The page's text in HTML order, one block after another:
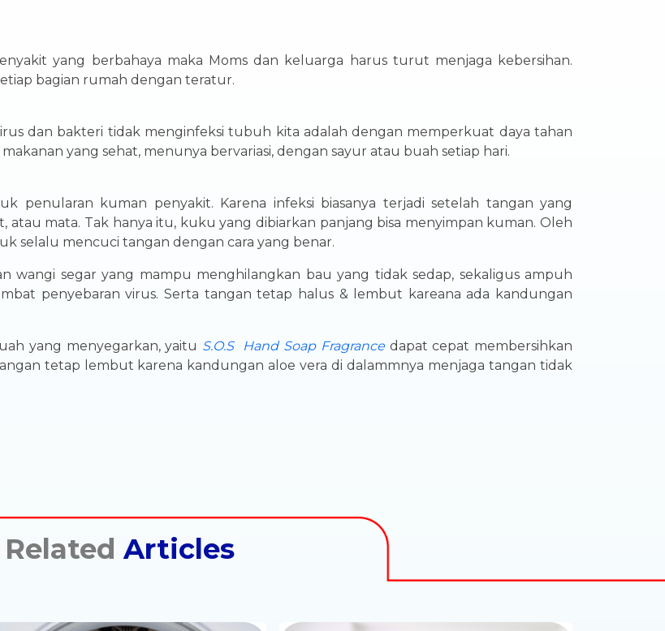
yang berbahaya maka Moms dan keluarga harus turut menjaga kebersihan.
bagian rumah dengan teratur.
dan bakteri tidak menginfeksi tubuh kita adalah dengan memperkuat daya tahan
yang sehat, menunya bervariasi, dengan sayur atau buah setiap hari.
penularan kuman penyakit. Karena infeksi biasanya terjadi setelah tangan yang
mata. Tak hanya itu, kuku yang dibiarkan panjang bisa menyimpan kuman. Oleh
selalu mencuci tangan dengan cara yang benar.
wangi segar yang mampu menghilangkan bau yang tidak sedap, sekaligus ampuh
penyebaran virus. Serta tangan tetap halus & lembut kareana ada kandungan
yang menyegarkan, yaitu S.O.S Hand Soap Fragrancedapat cepat membersihkan
tetap lembut karena kandungan aloe vera di dalammnya menjaga tangan tidak
RelatedArticles